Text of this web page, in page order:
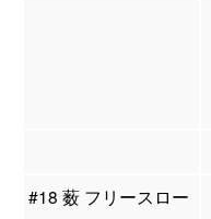
#18 薮 フリースロー